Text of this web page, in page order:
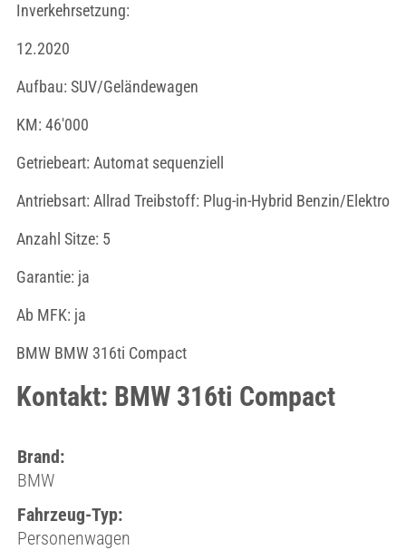
Inverkehrsetzung:
12.2020
Aufbau: SUV/Geländewagen
KM: 46'000
Getriebeart: Automat sequenziell
Antriebsart: Allrad Treibstoff: Plug-in-Hybrid Benzin/Elektro
Anzahl Sitze: 5
Garantie: ja
Ab MFK: ja
BMW BMW 316ti Compact
Kontakt: BMW 316ti Compact
Brand:
BMW
Fahrzeug-Typ:
Personenwagen